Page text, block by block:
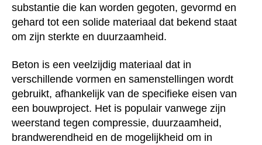
substantie die kan worden gegoten, gevormd en
gehard tot een solide materiaal dat bekend staat
om zijn sterkte en duurzaamheid.
Beton is een veelzijdig materiaal dat in
verschillende vormen en samenstellingen wordt
gebruikt, afhankelijk van de specifieke eisen van
een bouwproject. Het is populair vanwege zijn
weerstand tegen compressie, duurzaamheid,
brandwerendheid en de mogelijkheid om in